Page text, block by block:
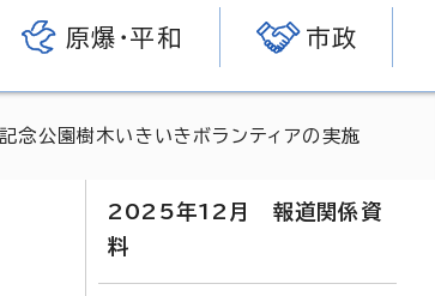
原爆・平和 市政
念公園樹木いきいきボランティアの実施
2025年12月 報道関係資
料